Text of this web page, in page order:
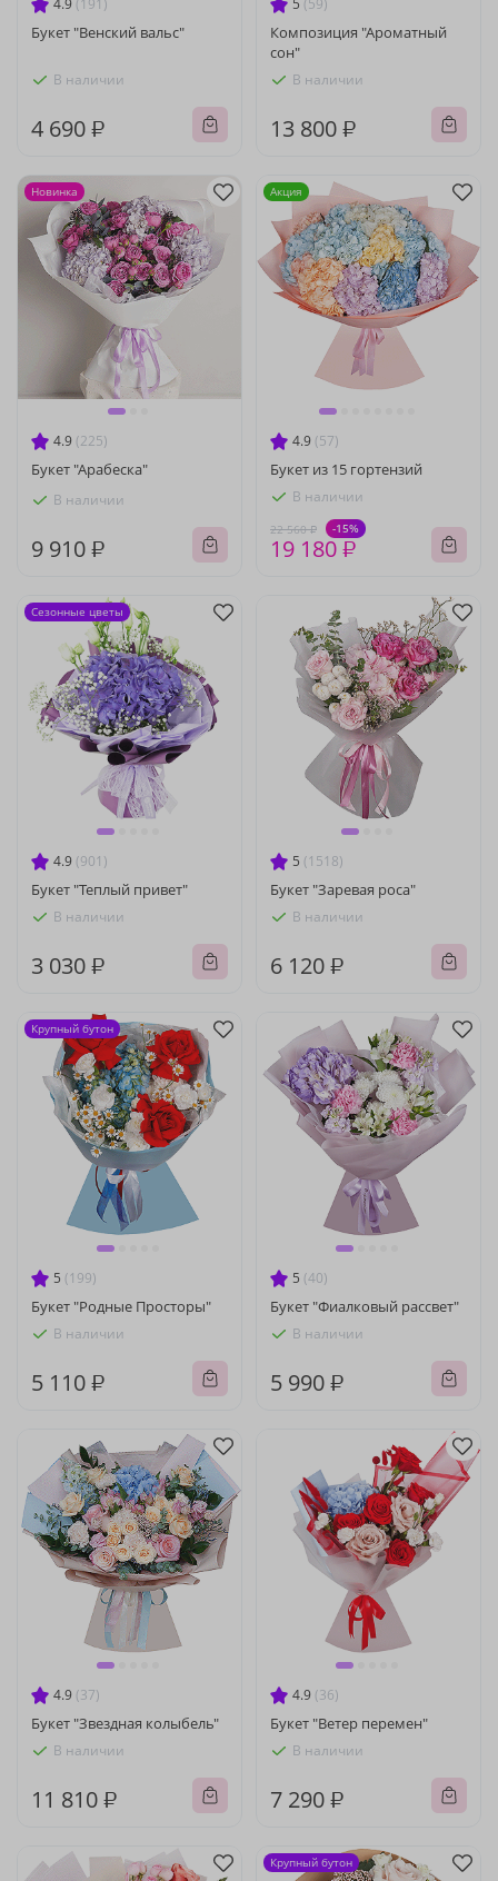
4.9 (191)
Букет "Венский вальс"
В наличии
4 690 ₽
5 (59)
Композиция "Ароматный
сон"
В наличии
13 800 ₽
4.9 (225)
Букет "Арабеска"
В наличии
9 910 ₽
Новинка
4.9 (57)
Букет из 15 гортензий
В наличии
22 560 ₽ -15%
19 180 ₽
Акция
4.9 (901)
Букет "Теплый привет"
В наличии
3 030 ₽
Сезонные цветы
5 (1518)
Букет "Заревая роса"
В наличии
6 120 ₽
5 (199)
Букет "Родные Просторы"
В наличии
5 110 ₽
Крупный бутон
5 (40)
Букет "Фиалковый рассвет"
В наличии
5 990 ₽
4.9 (37)
Букет "Звездная колыбель"
В наличии
11 810 ₽
4.9 (36)
Букет "Ветер перемен"
В наличии
7 290 ₽
Крупный бутон